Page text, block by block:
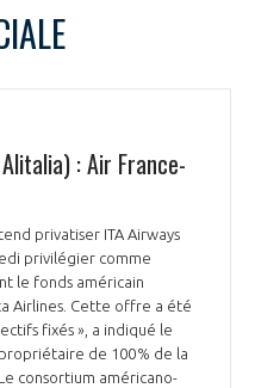
: Air France-
privatiser ITA Airways
privilégier comme
le fonds américain
Airlines. Cette offre a été
fixés », a indiqué le
de 100 % de la
consortium américano-